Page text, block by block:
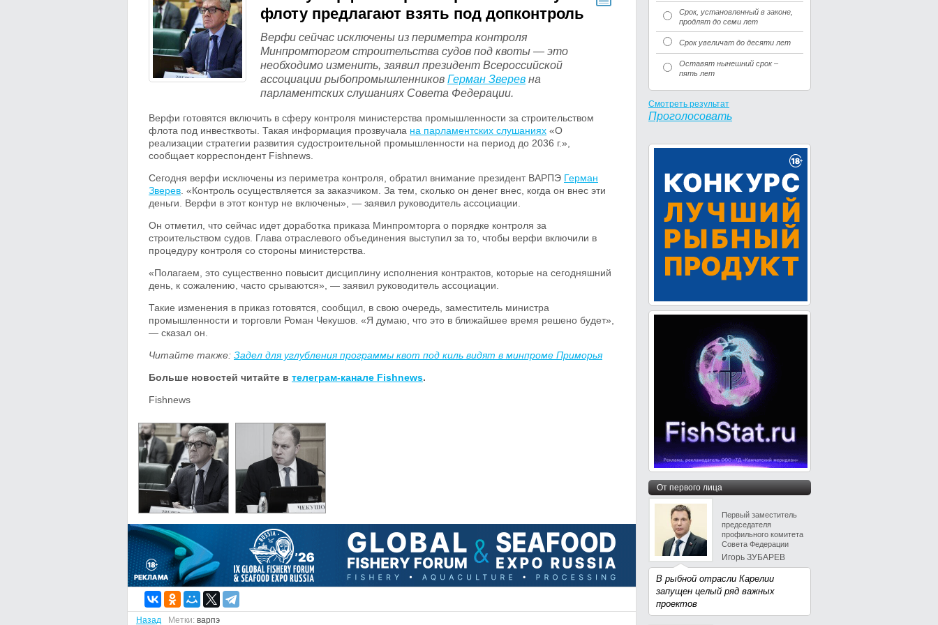
флоту предлагают взять под допконтроль
Верфи сейчас исключены из периметра контроля
Минпромторгом строительства судов под квоты — это
необходимо изменить, заявил президент Всероссийской
ассоциации рыбопромышленников Герман Зверев на
парламентских слушаниях Совета Федерации.
Верфи готовятся включить в сферу контроля министерства промышленности за строительством
флота под инвестквоты. Такая информация прозвучала на парламентских слушаниях «О
реализации стратегии развития судостроительной промышленности на период до 2036 г.»,
сообщает корреспондент Fishnews.
Сегодня верфи исключены из периметра контроля, обратил внимание президент ВАРПЭ Герман
Зверев . «Контроль осуществляется за заказчиком. За тем, сколько он денег внес, когда он внес эти
деньги. Верфи в этот контур не включены», — заявил руководитель ассоциации.
Он отметил, что сейчас идет доработка приказа Минпромторга о порядке контроля за
строительством судов. Глава отраслевого объединения выступил за то, чтобы верфи включили в
процедуру контроля со стороны министерства.
«Полагаем, это существенно повысит дисциплину исполнения контрактов, которые на сегодняшний
день, к сожалению, часто срываются», — заявил руководитель ассоциации.
Такие изменения в приказ готовятся, сообщил, в свою очередь, заместитель министра
промышленности и торговли Роман Чекушов. «Я думаю, что это в ближайшее время решено будет»,
— сказал он.
Читайте также: Задел для углубления программы квот под киль видят в минпроме Приморья
Больше новостей читайте в телеграм-канале Fishnews.
Fishnews
Назад Метки: варпэ
Срок, установленный в законе,
продлят до семи лет
Срок увеличат до десяти лет
Оставят нынешний срок –
пять лет
Смотреть результат
Проголосовать
От первого лица
Первый заместитель
председателя
профильного комитета
Совета Федерации
Игорь ЗУБАРЕВ
В рыбной отрасли Карелии
запущен целый ряд важных
проектов